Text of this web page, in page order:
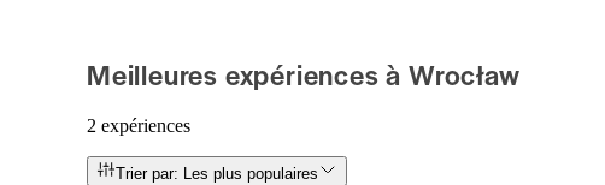
Meilleures expériences à Wrocław
2 expériences
Trier par: Les plus populaires